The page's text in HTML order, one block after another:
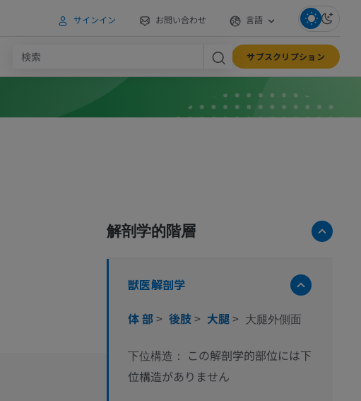
サインイン お問い合わせ 言語
サブスクリプション
解剖学的階層
獣医解剖学
体 部> 後肢> 大腿> 大腿外側面
下位構造：
この解剖学的部位には下
位構造がありません